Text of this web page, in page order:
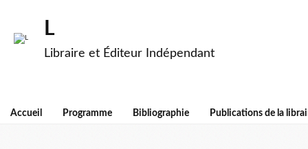
L
Libraire et Éditeur Indépendant
Accueil Programme Bibliographie Publications de la